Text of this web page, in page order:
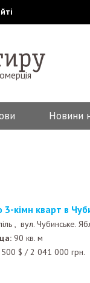
Новини
3-кімн кварт в
, вул. Чубинське.
90 кв. м
$ /2 041 000 грн.